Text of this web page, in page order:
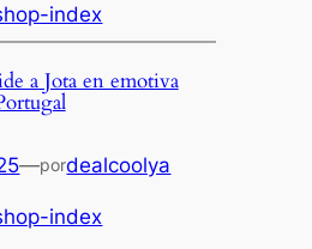
index
a Jota en emotiva
—pordealcoolya
index